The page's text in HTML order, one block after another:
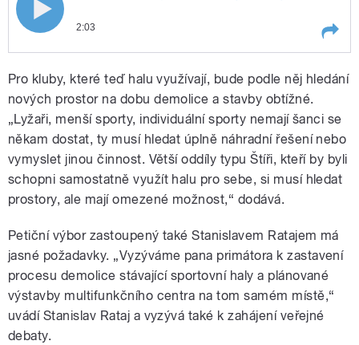
Martin Pokorný
2:03
Martin
Pro kluby, které teď halu využívají, bude podle něj hledání
nových prostor na dobu demolice a stavby obtížné.
„Lyžaři, menší sporty, individuální sporty nemají šanci se
někam dostat, ty musí hledat úplně náhradní řešení nebo
vymyslet jinou činnost. Větší oddíly typu Štíři, kteří by byli
schopni samostatně využít halu pro sebe, si musí hledat
prostory, ale mají omezené možnost,“ dodává.
Petiční výbor zastoupený také Stanislavem Ratajem má
jasné požadavky. „Vyzýváme pana primátora k zastavení
procesu demolice stávající sportovní haly a plánované
výstavby multifunkčního centra na tom samém místě,“
uvádí Stanislav Rataj a vyzývá také k zahájení veřejné
debaty.